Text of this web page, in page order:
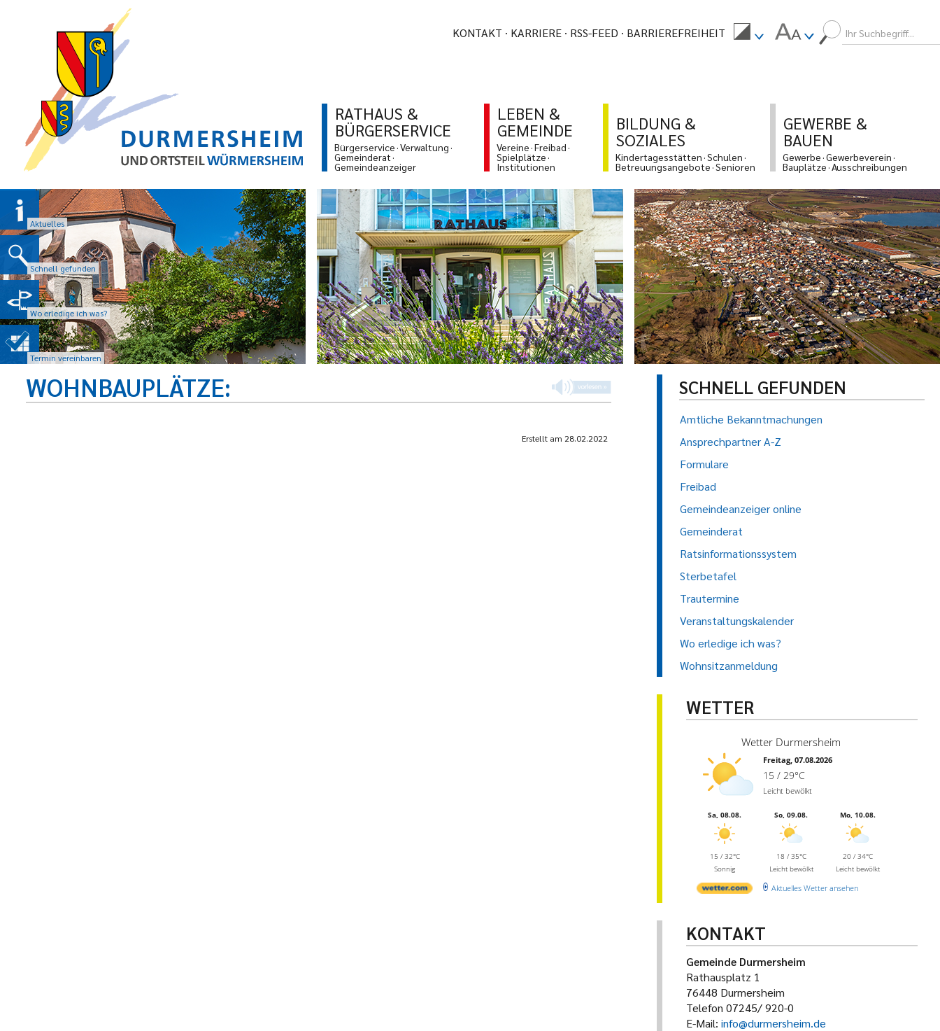
KONTAKT KARRIERE RSS-FEED BARRIEREFREIHEIT
RATHAUS &
BÜRGERSERVICE
Bürgerservice Verwaltung
Gemeinderat
Gemeindeanzeiger
LEBEN &
GEMEINDE
Vereine Freibad
Spielplätze
Institutionen
BILDUNG &
SOZIALES
Kindertagesstätten Schulen
Betreuungsangebote Senioren
GEWERBE &
BAUEN
Gewerbe Gewerbeverein
Bauplätze Ausschreibungen
Aktuelles
Schnell gefunden
Wo erledige ich was?
Termin vereinbaren
WOHNBAUPLÄTZE
Erstellt am 28.02.2022
SCHNELL GEFUNDEN
Amtliche Bekanntmachungen
Ansprechpartner A-Z
Formulare
Freibad
Gemeindeanzeiger online
Gemeinderat
Ratsinformationssystem
Sterbetafel
Trautermine
Veranstaltungskalender
Wo erledige ich was?
Wohnsitzanmeldung
WETTER
Wetter Durmersheim
Freitag, 07.08.2026
15 / 29°C
Leicht bewölkt
Sa, 08.08.
15 / 32°C
Sonnig
So, 09.08.
18 / 35°C
Leicht bewölkt
Mo, 10.08.
20 / 34°C
Leicht bewölkt
Aktuelles Wetter ansehen
KONTAKT
Gemeinde Durmersheim
Rathausplatz 1
76448 Durmersheim
Telefon 07245/ 920-0
E-Mail: info@durmersheim.de